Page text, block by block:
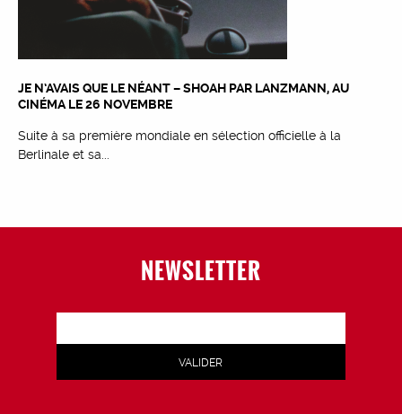
JE N’AVAIS QUE LE NÉANT – SHOAH PAR LANZMANN, AU
CINÉMA LE 26 NOVEMBRE
Suite à sa première mondiale en sélection officielle à la
Berlinale et sa...
NEWSLETTER